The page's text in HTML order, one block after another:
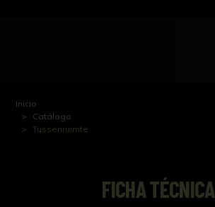
Inicio
Catálogo
Tussenruimte
FICHA TÉCNICA